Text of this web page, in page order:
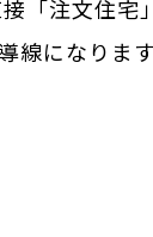
「注文住宅
になります